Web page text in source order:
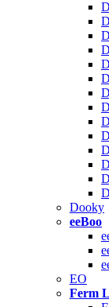
Dooky
eeBoo
EO
Ferm